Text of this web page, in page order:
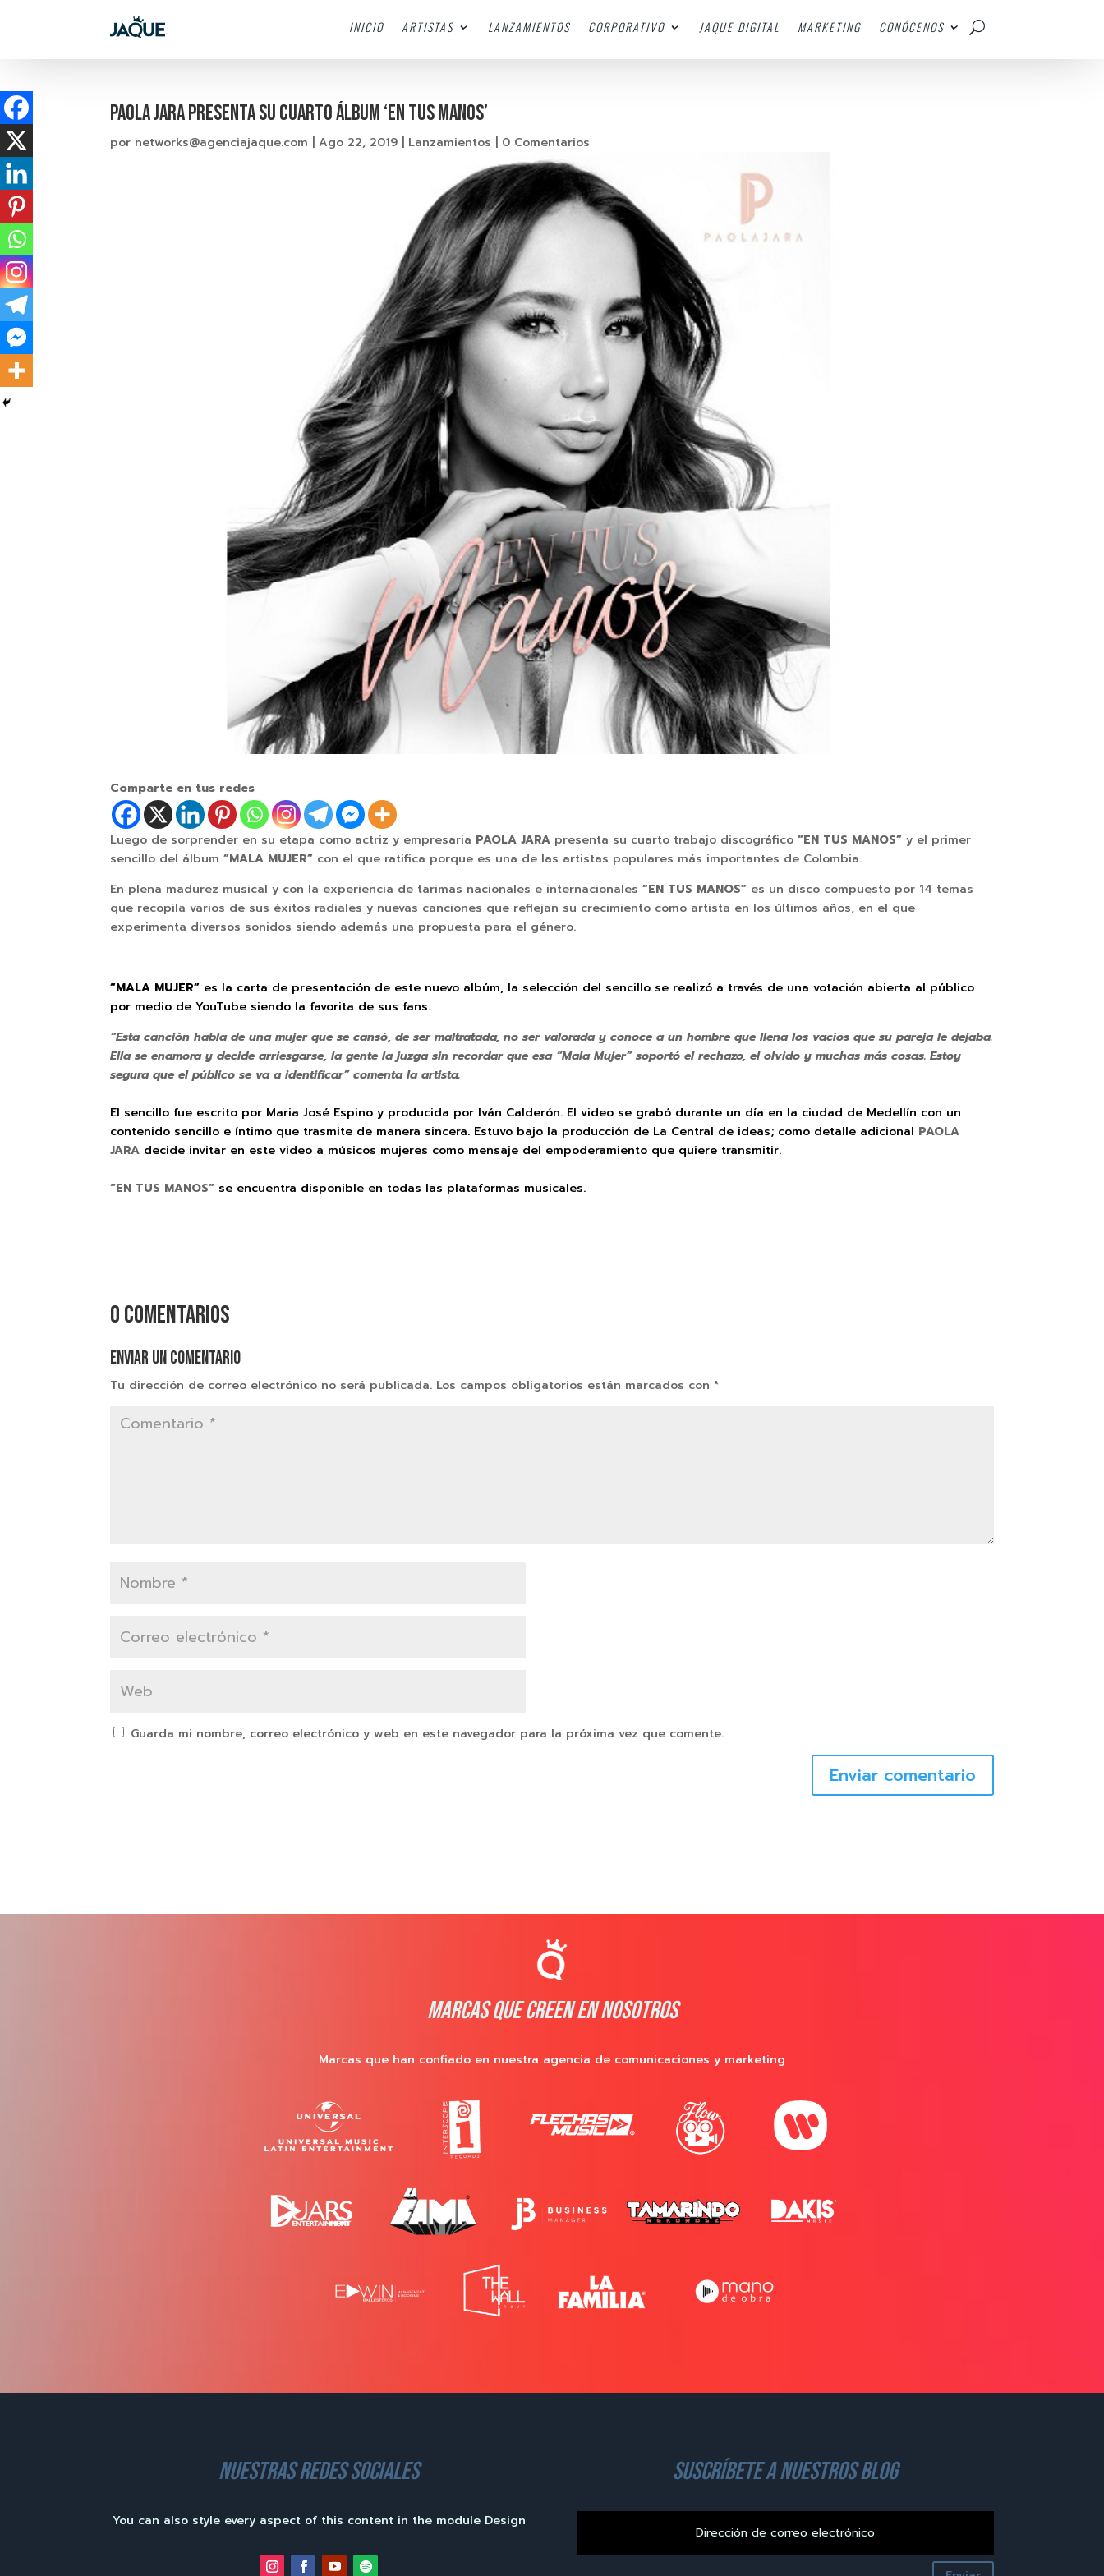
INICIO ARTISTAS LANZAMIENTOS CORPORATIVO JAQUE DIGITAL MARKETING CONÓCENOS
PAOLA JARA PRESENTA SU CUARTO ÁLBUM ‘EN TUS MANOS’
por networks@agenciajaque.com |Ago 22, 2019 | Lanzamientos | 0 Comentarios
Comparte en tus redes
Luego de sorprender en su etapa como actriz y empresaria PAOLA JARA presenta su cuarto trabajo discográfico“EN TUS MANOS” y el primer
sencillo del álbum“MALA MUJER” con el que ratifica porque es una de las artistas populares más importantes de Colombia.
En plena madurez musical y con la experiencia de tarimas nacionales e internacionales“EN TUS MANOS” es un disco compuesto por 14 temas
que recopila varios de sus éxitos radiales y nuevas canciones que reflejan su crecimiento como artista en los últimos años, en el que
experimenta diversos sonidos siendo además una propuesta para el género.
“MALA MUJER” es la carta de presentación de este nuevo albúm, la selección del sencillo se realizó a través de una votación abierta al público
por medio de YouTube siendo la favorita de sus fans.
“Esta canción habla de una mujer que se cansó, de ser maltratada, no ser valorada y conoce a un hombre que llena los vacíos que su pareja le dejaba.
Ella se enamora y decide arriesgarse, la gente la juzga sin recordar que esa “Mala Mujer” soportó el rechazo, el olvido y muchas más cosas. Estoy
segura que el público se va a identificar” comenta la artista.
El sencillo fue escrito por Maria José Espino y producida por Iván Calderón. El video se grabó durante un día en la ciudad de Medellín con un
contenido sencillo e íntimo que trasmite de manera sincera. Estuvo bajo la producción de La Central de ideas; como detalle adicional PAOLA
JARA decide invitar en este video a músicos mujeres como mensaje del empoderamiento que quiere transmitir.
“EN TUS MANOS” se encuentra disponible en todas las plataformas musicales.
0 comentarios
Enviar un comentario
Tu dirección de correo electrónico no será publicada. Los campos obligatorios están marcados con*
Guarda mi nombre, correo electrónico y web en este navegador para la próxima vez que comente.
Enviar comentario
MARCAS QUE CREEN EN NOSOTROS
Marcas que han confiado en nuestra agencia de comunicaciones y marketing
nuestras redes sociales
You can also style every aspect of this content in the module Design
suscríbete a nuestros blog